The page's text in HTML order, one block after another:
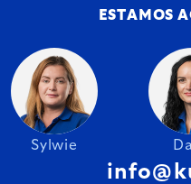
ESTAMOS
Sylwie